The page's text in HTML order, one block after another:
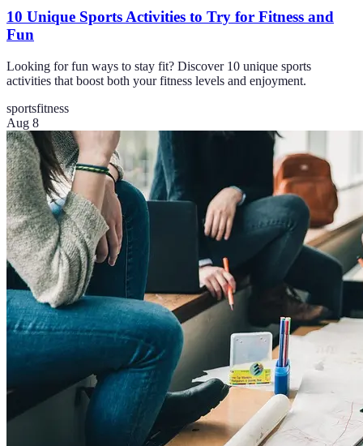
10 Unique Sports Activities to Try for Fitness and
Fun
Looking for fun ways to stay fit? Discover 10 unique sports
activities that boost both your fitness levels and enjoyment.
sportsfitness
Aug 8